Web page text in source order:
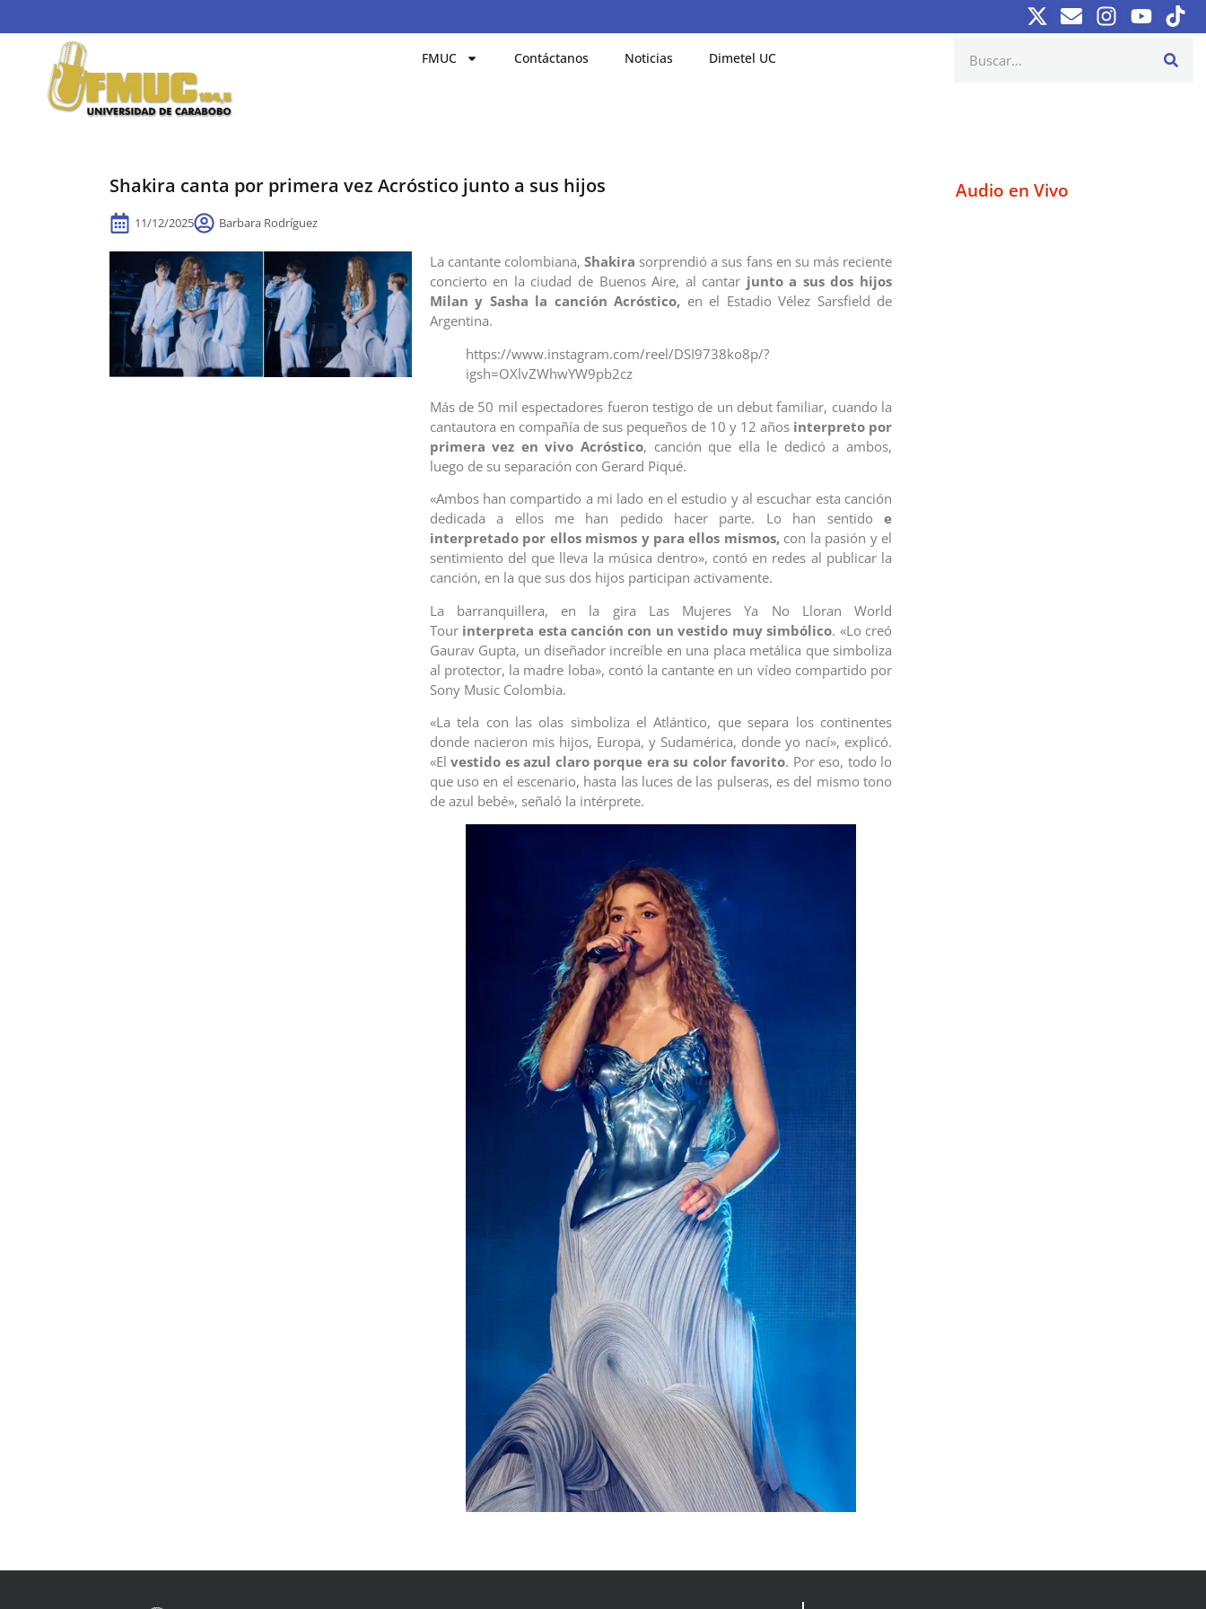
FMUC Contáctanos Noticias Dimetel UC
Shakira canta por primera vez Acróstico junto a sus hijos
11/12/2025 Barbara Rodríguez
La cantante colombiana,Shakira sorprendió a sus fans en su más reciente
concierto en la ciudad de Buenos Aire, al cantar junto a sus dos hijos
Milan y Sasha la canción Acróstico, en el Estadio Vélez Sarsfield de
Argentina.
https://www.instagram.com/reel/DSI9738ko8p/?
igsh=OXlvZWhwYW9pb2cz
Más de 50 mil espectadores fueron testigo de un debut familiar, cuando la
cantautora en compañía de sus pequeños de 10 y 12 años interpreto por
primera vez en vivo Acróstico, canción que ella le dedicó a ambos,
luego de su separación con Gerard Piqué.
«Ambos han compartido a mi lado en el estudio y al escuchar esta canción
dedicada a ellos me han pedido hacer parte. Lo han sentido e
interpretado por ellos mismos y para ellos mismos, con la pasión y el
sentimiento del que lleva la música dentro», contó en redes al publicar la
canción, en la que sus dos hijos participan activamente.
La barranquillera, en la gira Las Mujeres Ya No Lloran World
Tour interpreta esta canción con un vestido muy simbólico. «Lo creó
Gaurav Gupta, un diseñador increíble en una placa metálica que simboliza
al protector, la madre loba», contó la cantante en un vídeo compartido por
Sony Music Colombia.
«La tela con las olas simboliza el Atlántico, que separa los continentes
donde nacieron mis hijos, Europa, y Sudamérica, donde yo nací», explicó.
«Elvestido es azul claro porque era su color favorito. Por eso, todo lo
que uso en el escenario, hasta las luces de las pulseras, es del mismo tono
de azul bebé», señaló la intérprete.
Audio en Vivo